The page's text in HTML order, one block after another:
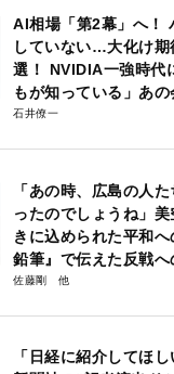
AI相場「第2幕」へ！
していない…大化け期
選！ NVIDIA一強時代
もが知っている」あ
石井僚一
「あの時、広島の人
ったのでしょうね」
きに込められた平和
鉛筆』で伝えた反戦へ
佐藤剛
「日経に紹介してほ